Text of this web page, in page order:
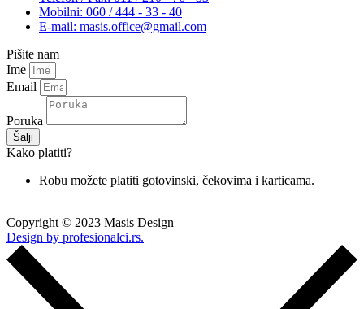
Mobilni: 060 / 444 - 33 - 40
E-mail: masis.office@gmail.com
Pišite nam
Ime
Email
Poruka
Šalji
Kako platiti?
Robu možete platiti gotovinski, čekovima i karticama.
Copyright © 2023 Masis Design
Design by profesionalci.rs.